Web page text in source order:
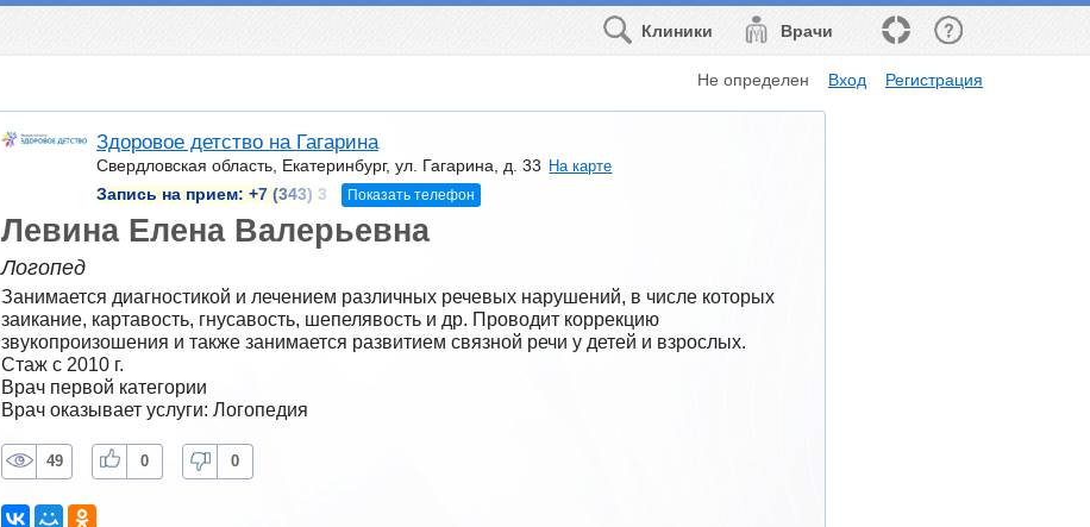
Врачи
Клиники
Не определен Вход Регистрация
Здоровое детство на Гагарина
Свердловская область, Екатеринбург, ул. Гагарина, д. 33 На карте
Запись на прием: +7 (343) 3 Показать телефон
Левина Елена Валерьевна
Логопед
Занимается диагностикой и лечением различных речевых нарушений, в числе которых
заикание, картавость, гнусавость, шепелявость и др. Проводит коррекцию
звукопроизошения и также занимается развитием связной речи у детей и взрослых.
Стаж с 2010 г.
Врач первой категории
Врач оказывает услуги: Логопедия
49 0 0